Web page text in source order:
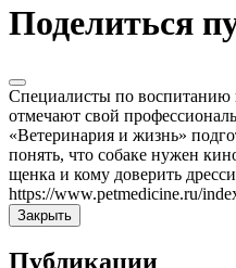
Поделиться
Специалисты по воспитанию
отмечают свой
«Ветеринария и жизнь»
понять, что собаке нужен
щенка и кому доверить
https://www.petmedicine.ru/
Закрыть
Публикации